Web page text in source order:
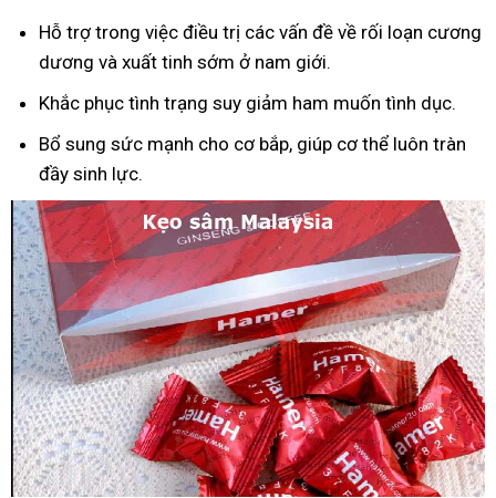
Hỗ trợ trong việc điều trị các vấn đề về rối loạn cương
dương và xuất tinh sớm ở nam giới.
Khắc phục tình trạng suy giảm ham muốn tình dục.
Bổ sung sức mạnh cho cơ bắp, giúp cơ thể luôn tràn
đầy sinh lực.